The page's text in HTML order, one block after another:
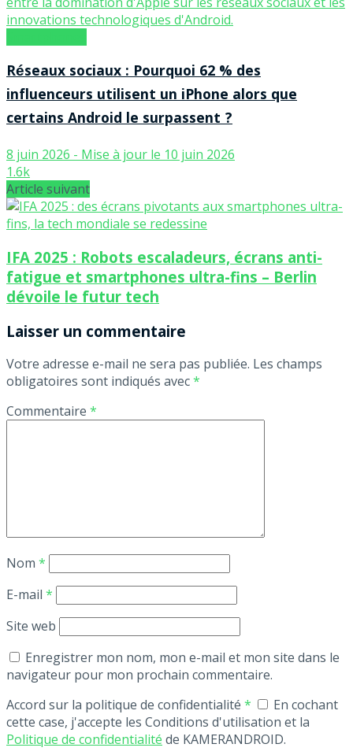
Réseaux sociaux : Pourquoi 62 % des
influenceurs utilisent un iPhone alors que
certains Android le surpassent ?
8 juin 2026 - Mise à jour le 10 juin 2026
1.6k
Article suivant
IFA 2025 : Robots escaladeurs, écrans anti-
fatigue et smartphones ultra-fins – Berlin
dévoile le futur tech
Laisser un commentaire
Votre adresse e-mail ne sera pas publiée. Les champs
obligatoires sont indiqués avec*
Commentaire *
Nom *
E-mail *
Site web
Enregistrer mon nom, mon e-mail et mon site dans le
navigateur pour mon prochain commentaire.
Accord sur la politique de confidentialité *
En cochant
cette case, j'accepte les Conditions d'utilisation et la
Politique de confidentialité de KAMERANDROID.